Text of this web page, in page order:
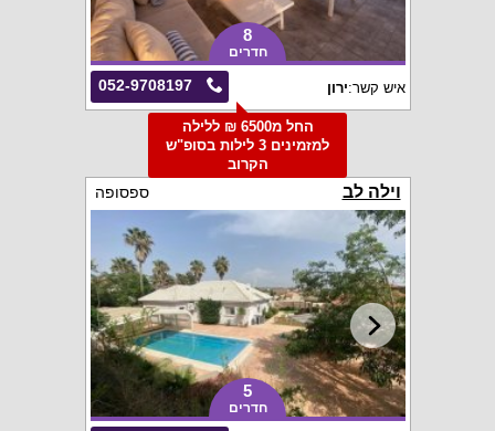
8
חדרים
052-9708197 איש קשר:ירון
החל מ6500 ₪ ללילה
למזמינים 3 לילות בסופ"ש
הקרוב
וילה לב ספסופה
5
חדרים